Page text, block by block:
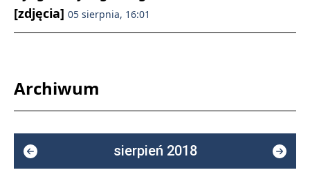
[zdjęcia] 05 sierpnia, 16:01
Archiwum
sierpień 2018